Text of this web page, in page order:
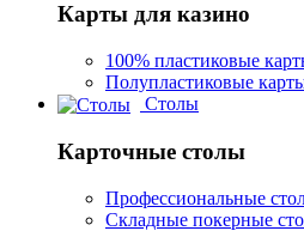
Карты для казино
100% пластиковые
Полупластиковые
Столы
Карточные столы
Профессиональные
Складные покерные